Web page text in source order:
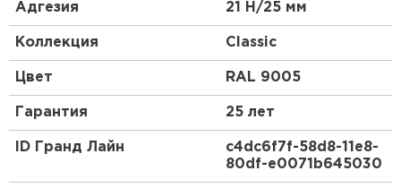
Эта металлочерепица в скандинавском стиле
станет отличным акцентом Вашего дома.
Красивый и гармоничный внешний вид, классика
линий позволяют металлочерепице Classic
органично сочетаться как с природным
ландшафтом, так и с любым архитектурным
стилем самого дома.
Для обустройства кровли компания Grand Line
Адгезия 21 Н/25 мм
Коллекция Classic
Цвет RAL 9005
Гарантия 25 лет
ID Гранд Лайн
c4dc6f7f-58d8-11e8-
80df-e0071b645030